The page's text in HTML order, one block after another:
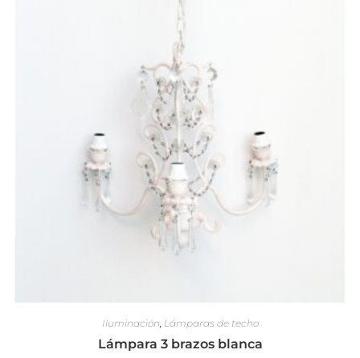
Iluminación Lámparas de techo
Lámpara 3 brazos blanca